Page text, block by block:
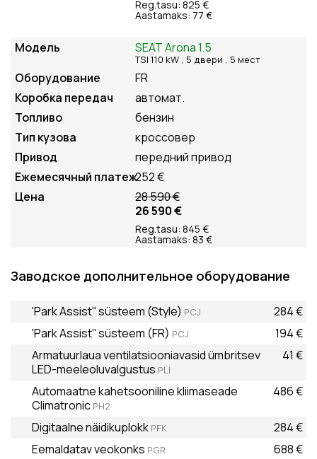
Reg.tasu: 825 €
Aastamaks: 77 €
SEAT Arona 1.5
TSI 110 kW , 5 двери , 5 мест
FR
автомат.
бензин
кроссовер
передний привод
252 €
28 590 €
26 590 €
Reg.tasu: 845 €
Aastamaks: 83 €
Заводское дополнительное оборудование
'Park Assist'' süsteem (Style) PCJ
284 €
'Park Assist'' süsteem (FR) PCJ
194 €
Armatuurlaua ventilatsiooniavasid ümbritsev
LED-meeleoluvalgustus PLI
41 €
Automaatne kahetsooniline kliimaseade
Climatronic PH2
486 €
Digitaalne näidikuplokk PFK
284 €
Eemaldatav veokonks PGR 688 €